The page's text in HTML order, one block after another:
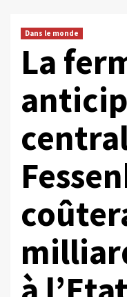
Dans le monde
La